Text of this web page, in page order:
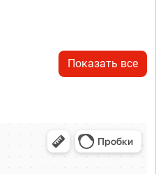
Показать все